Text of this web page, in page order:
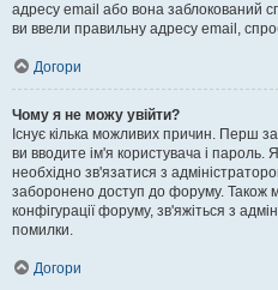
адресу email або вона заблокований
ви ввели правильну адресу email,
Догори
Чому я не можу увійти?
Існує кілька можливих причин. Перш
ви вводите ім'я користувача і пароль.
необхідно зв'язатися з
заборонено доступ до форуму.
конфігурації форуму, зв'яжіться з
помилки.
Догори